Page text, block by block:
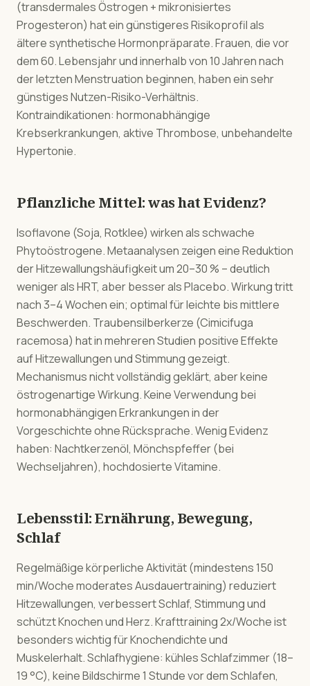
(transdermales Östrogen + mikronisiertes
Progesteron) hat ein günstigeres Risikoprofil als
ältere synthetische Hormonpräparate. Frauen, die vor
dem 60. Lebensjahr und innerhalb von 10 Jahren nach
der letzten Menstruation beginnen, haben ein sehr
günstiges Nutzen-Risiko-Verhältnis.
Kontraindikationen: hormonabhängige
Krebserkrankungen, aktive Thrombose, unbehandelte
Hypertonie.
Pflanzliche Mittel: was hat Evidenz?
Isoflavone (Soja, Rotklee) wirken als schwache
Phytoöstrogene. Metaanalysen zeigen eine Reduktion
der Hitzewallungshäufigkeit um 20–30 % – deutlich
weniger als HRT, aber besser als Placebo. Wirkung tritt
nach 3–4 Wochen ein; optimal für leichte bis mittlere
Beschwerden. Traubensilberkerze (Cimicifuga
racemosa) hat in mehreren Studien positive Effekte
auf Hitzewallungen und Stimmung gezeigt.
Mechanismus nicht vollständig geklärt, aber keine
östrogenartige Wirkung. Keine Verwendung bei
hormonabhängigen Erkrankungen in der
Vorgeschichte ohne Rücksprache. Wenig Evidenz
haben: Nachtkerzenöl, Mönchspfeffer (bei
Wechseljahren), hochdosierte Vitamine.
Lebensstil: Ernährung, Bewegung,
Schlaf
Regelmäßige körperliche Aktivität (mindestens 150
min/Woche moderates Ausdauertraining) reduziert
Hitzewallungen, verbessert Schlaf, Stimmung und
schützt Knochen und Herz. Krafttraining 2x/Woche ist
besonders wichtig für Knochendichte und
Muskelerhalt. Schlafhygiene: kühles Schlafzimmer (18–
19 °C), keine Bildschirme 1 Stunde vor dem Schlafen,